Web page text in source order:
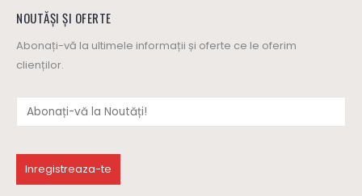
NOUTĂȘI ȘI OFERTE
Abonați-vă la ultimele informații și oferte ce le oferim
clienților.